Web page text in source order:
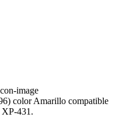
color Amarillo compatible
XP-431.